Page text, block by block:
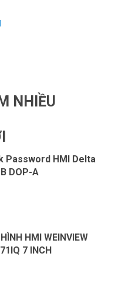
NHIỀU
Password HMI Delta
DOP-A
HMI WEINVIEW
7 INCH